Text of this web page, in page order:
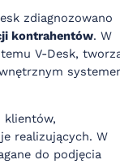
zdiagnozowano
kontrahentów. W
V-Desk,
klientów,
realizujących. W
do podjęcia